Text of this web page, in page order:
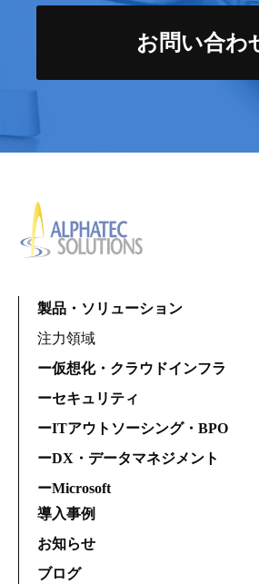
お問い合わ
製品・ソリューション
注力領域
ー仮想化・クラウドインフラ
ーセキュリティ
ーITアウトソーシング・BPO
ーDX・データマネジメント
ーMicrosoft
導入事例
お知らせ
ブログ